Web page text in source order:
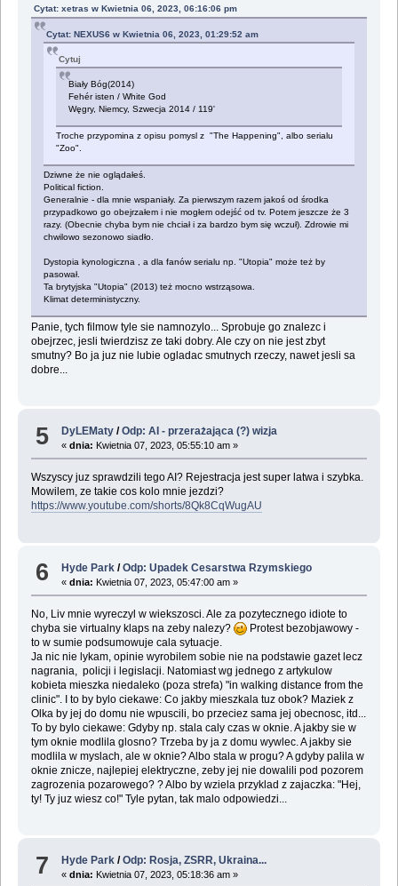
Cytat: xetras w Kwietnia 06, 2023, 06:16:06 pm
Cytat: NEXUS6 w Kwietnia 06, 2023, 01:29:52 am
Cytuj
Biały Bóg(2014)
Fehér isten / White God
Węgry, Niemcy, Szwecja 2014 / 119'
Troche przypomina z opisu pomysl z "The Happening", albo serialu
"Zoo".
Dziwne że nie oglądałeś.
Political fiction.
Generalnie - dla mnie wspaniały. Za pierwszym razem jakoś od środka
przypadkowo go obejrzałem i nie mogłem odejść od tv. Potem jeszcze że 3
razy. (Obecnie chyba bym nie chciał i za bardzo bym się wczuł). Zdrowie mi
chwilowo sezonowo siadło.
Dystopia kynologiczna , a dla fanów serialu np. "Utopia" może też by
pasował.
Ta brytyjska "Utopia" (2013) też mocno wstrząsowa.
Klimat deterministyczny.
Panie, tych filmow tyle sie namnozylo... Sprobuje go znalezc i
obejrzec, jesli twierdzisz ze taki dobry. Ale czy on nie jest zbyt
smutny? Bo ja juz nie lubie ogladac smutnych rzeczy, nawet jesli sa
dobre...
5 DyLEMaty /Odp: AI - przerażająca (?) wizja
«dnia: Kwietnia 07, 2023, 05:55:10 am »
Wszyscy juz sprawdzili tego AI? Rejestracja jest super latwa i szybka.
Mowilem, ze takie cos kolo mnie jezdzi?
https://www.youtube.com/shorts/8Qk8CqWugAU
6 Hyde Park /Odp: Upadek Cesarstwa Rzymskiego
«dnia: Kwietnia 07, 2023, 05:47:00 am »
No, Liv mnie wyreczyl w wiekszosci. Ale za pozytecznego idiote to
chyba sie virtualny klaps na zeby nalezy?
Protest bezobjawowy -
to w sumie podsumowuje cala sytuacje.
Ja nic nie lykam, opinie wyrobilem sobie nie na podstawie gazet lecz
nagrania, policji i legislacji. Natomiast wg jednego z artykulow
kobieta mieszka niedaleko (poza strefa) "in walking distance from the
clinic". I to by bylo ciekawe: Co jakby mieszkala tuz obok? Maziek z
Olka by jej do domu nie wpuscili, bo przeciez sama jej obecnosc, itd...
To by bylo ciekawe: Gdyby np. stala caly czas w oknie. A jakby sie w
tym oknie modlila glosno? Trzeba by ja z domu wywlec. A jakby sie
modlila w myslach, ale w oknie? Albo stala w progu? A gdyby palila w
oknie znicze, najlepiej elektryczne, zeby jej nie dowalili pod pozorem
zagrozenia pozarowego? ? Albo by wziela przyklad z zajaczka: "Hej,
ty! Ty juz wiesz co!" Tyle pytan, tak malo odpowiedzi...
7 Hyde Park /Odp: Rosja, ZSRR, Ukraina...
«dnia: Kwietnia 07, 2023, 05:18:36 am »